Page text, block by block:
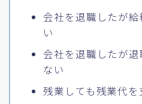
会社を退職したが
い
会社を退職したが
ない
残業しても残業代